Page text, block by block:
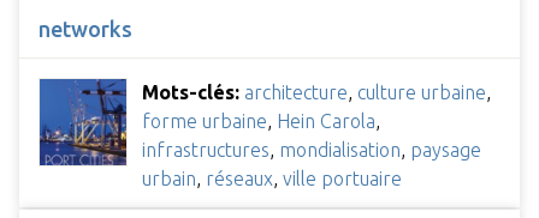
networks
Mots-clés: architecture, culture urbaine,
forme urbaine, Hein Carola,
infrastructures, mondialisation, paysage
urbain, réseaux, ville portuaire